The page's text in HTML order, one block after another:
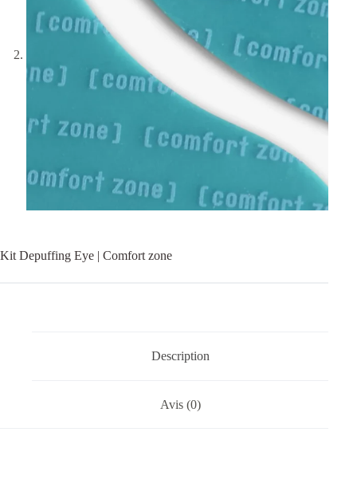
Kit Depuffing Eye | Comfort zone
Description
Avis (0)